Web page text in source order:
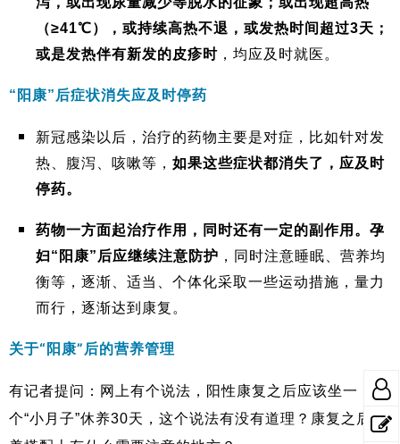
（≥41℃），或持续高热不退，或发热时间超过3天；
或是发热伴有新发的皮疹时 ，均应及时就医。
“阳康”后症状消失应及时停药
新冠感染以后，治疗的药物主要是对症，比如针对发
热、腹泻、咳嗽等， 如果这些症状都消失了，应及时
停药。
药物一方面起治疗作用，同时还有一定的副作用 。孕
妇“阳康”后应继续注意防护 ，同时注意睡眠、营养均
衡等，逐渐、适当、个体化采取一些运动措施，量力
而行，逐渐达到康复。
关于“阳康”后的营养管理
有记者提问：网上有个说法，阳性康复之后应该坐一
个“小月子”休养30天，这个说法有没有道理？康复之后营